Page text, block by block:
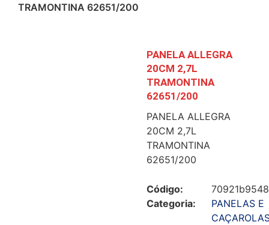
TRAMONTINA 62651/200
PANELA ALLEGRA
20CM 2,7L
TRAMONTINA
62651/200
PANELA ALLEGRA
20CM 2,7L
TRAMONTINA
62651/200
Código:
Categoria:
PANELAS E